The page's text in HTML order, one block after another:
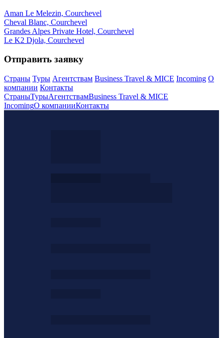
Aman Le Melezin, Courchevel
Cheval Blanc, Courchevel
Grandes Alpes Private Hotel, Courchevel
Le K2 Djola, Courchevel
Отправить заявку
Страны Туры Агентствам Business Travel & MICE Incoming О
компании Контакты
СтраныТурыАгентствамBusiness Travel & MICE
IncomingО компанииКонтакты